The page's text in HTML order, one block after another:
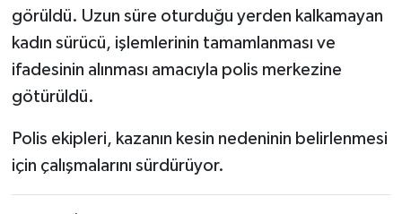
görüldü. Uzun süre oturduğu yerden kalkamayan
kadın sürücü, işlemlerinin tamamlanması ve
ifadesinin alınması amacıyla polis merkezine
götürüldü.
Polis ekipleri, kazanın kesin nedeninin belirlenmesi
için çalışmalarını sürdürüyor.